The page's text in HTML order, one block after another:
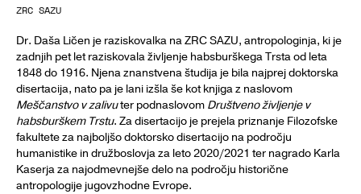
ZRC SAZU
Dr. Daša Ličen je raziskovalka na ZRC SAZU, antropologinja, ki je
zadnjih pet let raziskovala življenje habsburškega Trsta od leta
1848 do 1916. Njena znanstvena študija je bila najprej doktorska
disertacija, nato pa je lani izšla še kot knjiga z naslovom
Meščanstvo v zalivuter podnaslovom Društveno življenje v
habsburškem Trstu. Za disertacijo je prejela priznanje Filozofske
fakultete za najboljšo doktorsko disertacijo na področju
humanistike in družboslovja za leto 2020/2021 ter nagrado Karla
Kaserja za najodmevnejše delo na področju historične
antropologije jugovzhodne Evrope.